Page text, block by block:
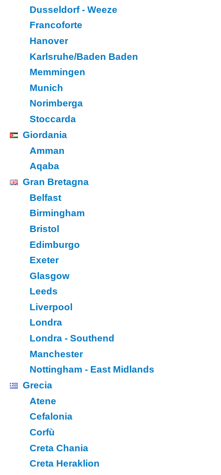
Dusseldorf - Weeze
Francoforte
Hanover
Karlsruhe/Baden Baden
Memmingen
Munich
Norimberga
Stoccarda
Giordania
Amman
Aqaba
Gran Bretagna
Belfast
Birmingham
Bristol
Edimburgo
Exeter
Glasgow
Leeds
Liverpool
Londra
Londra - Southend
Manchester
Nottingham - East Midlands
Grecia
Atene
Cefalonia
Corfù
Creta Chania
Creta Heraklion